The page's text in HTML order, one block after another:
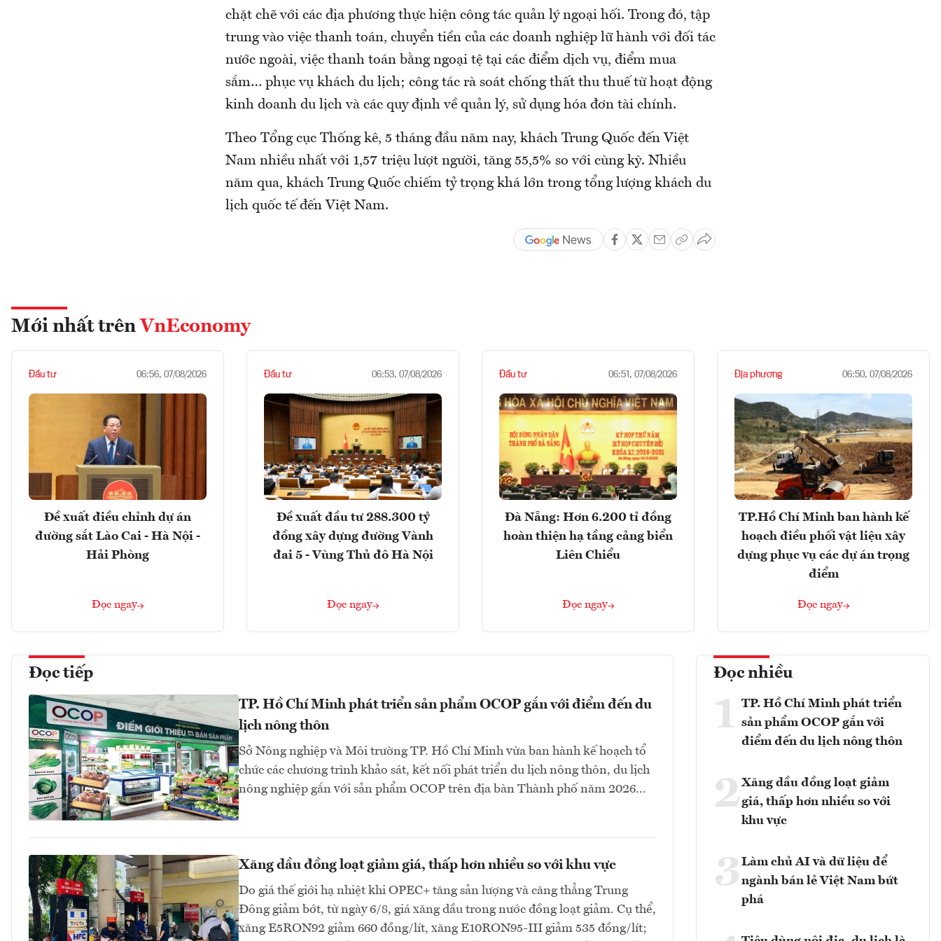
chặt chẽ với các địa phương thực hiện công tác quản lý ngoại hối. Trong đó, tập
trung vào việc thanh toán, chuyển tiền của các doanh nghiệp lữ hành với đối tác
nước ngoài, việc thanh toán bằng ngoại tệ tại các điểm dịch vụ, điểm mua
sắm… phục vụ khách du lịch; công tác rà soát chống thất thu thuế từ hoạt động
kinh doanh du lịch và các quy định về quản lý, sử dụng hóa đơn tài chính.
Theo Tổng cục Thống kê, 5 tháng đầu năm nay, khách Trung Quốc đến Việt
Nam nhiều nhất với 1,57 triệu lượt người, tăng 55,5% so với cùng kỳ. Nhiều
năm qua, khách Trung Quốc chiếm tỷ trọng khá lớn trong tổng lượng khách du
lịch quốc tế đến Việt Nam.
Mới nhất trên VnEconomy
Đầu tư 06:56, 07/08/2026
Đề xuất điều chỉnh dự án
đường sắt Lào Cai - Hà Nội -
Hải Phòng
Đọc ngay
Đầu tư 06:53, 07/08/2026
Đề xuất đầu tư 288.300 tỷ
đồng xây dựng đường Vành
đai 5 - Vùng Thủ đô Hà Nội
Đọc ngay
Đầu tư 06:51, 07/08/2026
Đà Nẵng: Hơn 6.200 tỉ đồng
hoàn thiện hạ tầng cảng biển
Liên Chiểu
Đọc ngay
Địa phương 06:50, 07/08/2026
TP.Hồ Chí Minh ban hành kế
hoạch điều phối vật liệu xây
dựng phục vụ các dự án trọng
điểm
Đọc ngay
Đọc tiếp
TP. Hồ Chí Minh phát triển sản phẩm OCOP gắn với điểm đến du
lịch nông thôn
Sở Nông nghiệp và Môi trường TP. Hồ Chí Minh vừa ban hành kế hoạch tổ
chức các chương trình khảo sát, kết nối phát triển du lịch nông thôn, du lịch
nông nghiệp gắn với sản phẩm OCOP trên địa bàn Thành phố năm 2026...
Xăng dầu đồng loạt giảm giá, thấp hơn nhiều so với khu vực
Do giá thế giới hạ nhiệt khi OPEC+ tăng sản lượng và căng thẳng Trung
Đông giảm bớt, từ ngày 6/8, giá xăng dầu trong nước đồng loạt giảm. Cụ thể,
xăng E5RON92 giảm 660 đồng/lít, xăng E10RON95-III giảm 535 đồng/lít;
Đọc nhiều
1 TP. Hồ Chí Minh phát triển
sản phẩm OCOP gắn với
điểm đến du lịch nông thôn
2Xăng dầu đồng loạt giảm
giá, thấp hơn nhiều so với
khu vực
3 Làm chủ AI và dữ liệu để
ngành bán lẻ Việt Nam bứt
phá